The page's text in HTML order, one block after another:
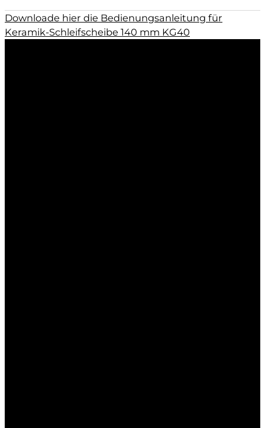
Downloade hier die Bedienungsanleitung für
Keramik-Schleifscheibe 140 mm KG40